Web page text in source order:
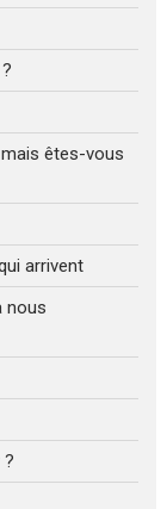
êtes-vous
arrivent
nous
?